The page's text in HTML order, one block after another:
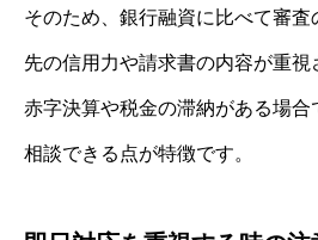
そのため、銀行融資に比べて審
先の信用力や請求書の内容が重視
赤字決算や税金の滞納がある場合
相談できる点が特徴です。